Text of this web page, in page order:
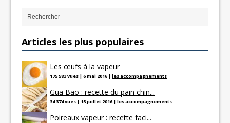
Articles les plus populaires
Les œufs à la vapeur
175 583 vues |6 mai 2016 |les accompagnements
Gua Bao : recette du pain chin...
34 374 vues | 15 juillet 2016 |les accompagnements
Poireaux vapeur : recette faci...